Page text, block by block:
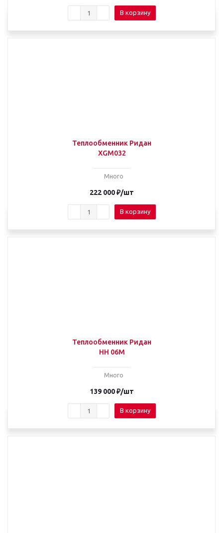
В корзину
Теплообменник Ридан
XGM032
Много
222 000₽/шт
В корзину
Теплообменник Ридан
НН 06М
Много
139 000₽/шт
В корзину